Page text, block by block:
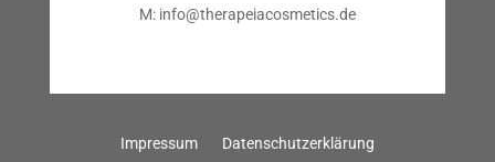
M: info@therapeiacosmetics.de
Impressum Datenschutzerklärung